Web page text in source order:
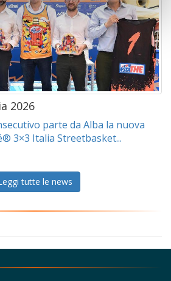
2026
parte da Alba la nuova
3×3 Italia Streetbasket...
tutte le news